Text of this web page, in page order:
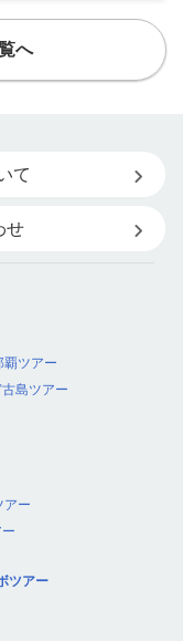
へ
て
せ
覇ツアー
島ツアー
アー
ツアー